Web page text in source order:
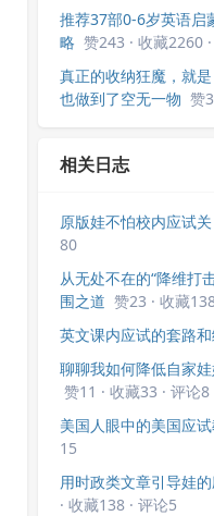
推荐37部0-6岁英语启
略 赞243 · 收藏2260
真正的收纳狂魔，就
也做到了空无一物 赞
相关日志
原版娃不怕校内应试关
80
从无处不在的“降维打
围之道 赞23 · 收藏
英文课内应试的套路
聊聊我如何降低自家
赞11 · 收藏33 · 评论8
美国人眼中的美国应
15
用时政类文章引导娃
· 收藏138 · 评论5